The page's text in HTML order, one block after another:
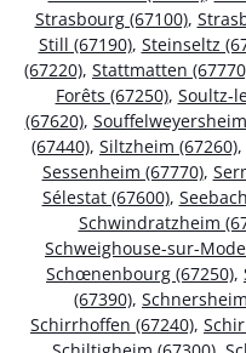
Strasbourg (67100),
Still (67190), Steinseltz
(67220), Stattmatten
Forêts (67250), Soultz-
(67620),
(67440), Siltzheim (67260),
Sessenheim (67770),
Sélestat (67600),
Schwindratzheim
Schweighouse-sur-
Schœnenbourg (67250),
(67390),
Schirrhoffen (67240),